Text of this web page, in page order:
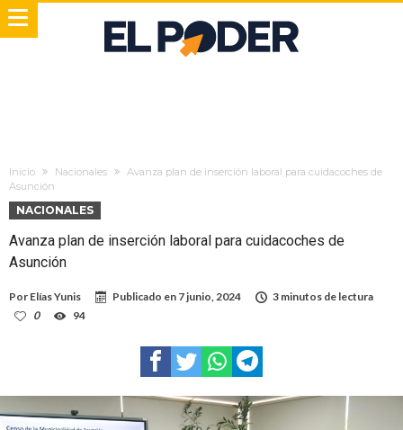
Inicio Nacionales
Avanza plan de inserción laboral para cuidacoches de
Asunción
NACIONALES
Avanza plan de inserción laboral para cuidacoches de
Asunción
Por Elías Yunis Publicado en 7 junio, 2024
3 minutos de lectura
0
94